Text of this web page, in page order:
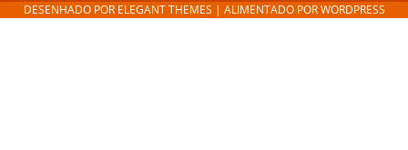
DESENHADO POR ELEGANT THEMES | ALIMENTADO PORWORDPRESS